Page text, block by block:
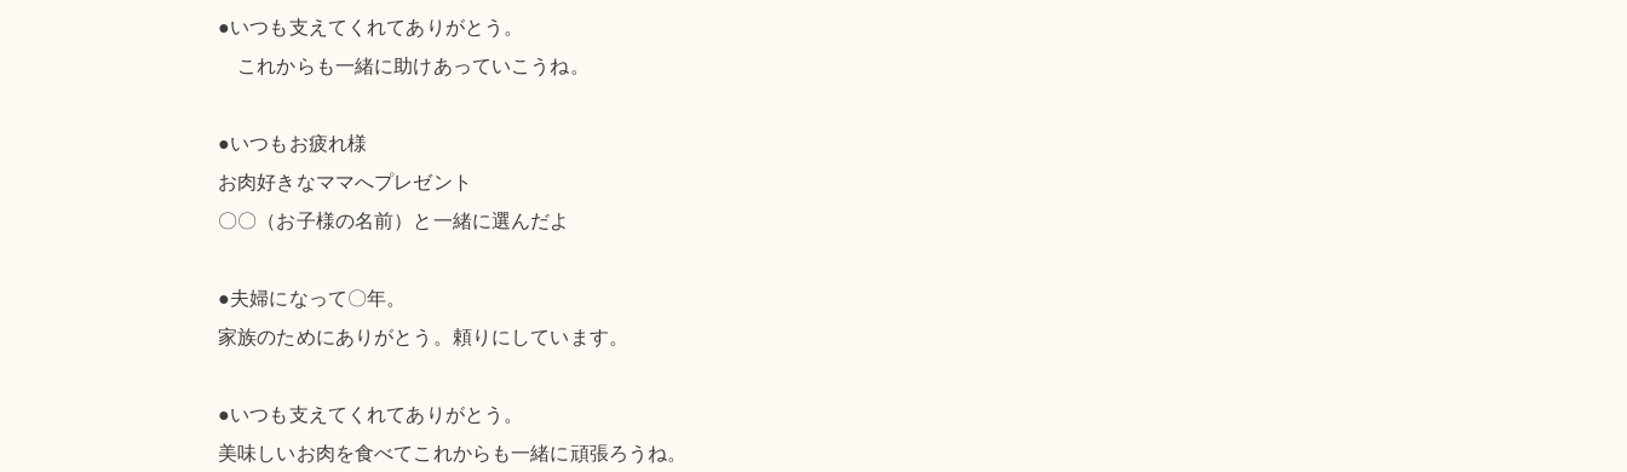
●いつも支えてくれてありがとう。
これからも一緒に助けあっていこうね。
●いつもお疲れ様
お肉好きなママへプレゼント
〇〇（お子様の名前）と一緒に選んだよ
●夫婦になって〇年。
家族のためにありがとう。頼りにしています。
●いつも支えてくれてありがとう。
美味しいお肉を食べてこれからも一緒に頑張ろうね。